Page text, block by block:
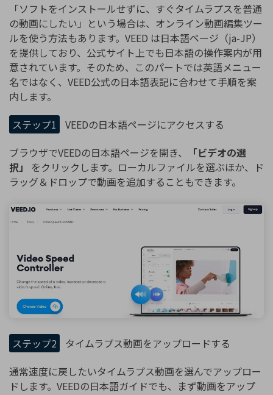
「ソフトをインストールせずに、すぐタイムラプスを普通
の動画にしたい」という場合は、オンライン動画編集ツー
ルを使う方法もあります。VEED は日本語ページ（ja-JP）
を提供しており、公式サイト上でも日本語の操作案内が用
意されています。そのため、このパートでは英語メニュー
名ではなく、VEED公式の日本語表記に合わせて手順を案
内します。
ステップ1
VEEDの日本語ページにアクセスする
ブラウザでVEEDの日本語ページを開き、
「ビデオの選
択」
をクリックします。ローカルファイルを選ぶほか、ド
ラッグ＆ドロップで動画を追加することもできます。
ステップ2
タイムラプス動画をアップロードする
通常速度に戻したいタイムラプス動画を選んでアップロー
ドします。VEEDの日本語ガイドでも、まず動画をアップ